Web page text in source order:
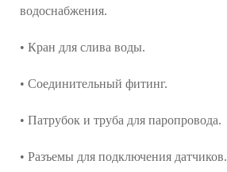
водоснабжения.
• Кран для слива воды.
• Соединительный фитинг.
• Патрубок и труба для паропровода.
• Разъемы для подключения датчиков.